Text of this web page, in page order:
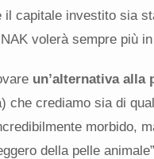
il capitale investito sia
volerà sempre più in
un’alternativa alla
che crediamo sia di
morbido,
della pelle